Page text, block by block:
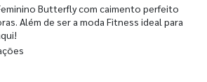
Butterfly com caimento perfeito
Além de ser a moda Fitness ideal para